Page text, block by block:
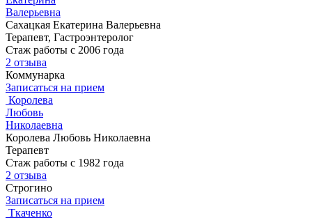
Валерьевна
Сахацкая Екатерина Валерьевна
Терапевт, Гастроэнтеролог
Стаж работы с 2006 года
2 отзыва
Коммунарка
Записаться на прием
Королева
Любовь
Николаевна
Королева Любовь Николаевна
Терапевт
Стаж работы с 1982 года
2 отзыва
Строгино
Записаться на прием
Ткаченко